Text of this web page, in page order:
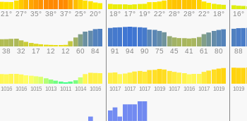
21° 27° 35° 38° 37° 25° 20° 18° 17° 19° 22° 28° 28° 22° 18° 16°
38 32 17 12 12 60 84 91 94 90 75 45 41 61 80 88
1016 1016 1015 1013 1011 1014 1016 1017 1017 1017 1019 1017 1016 1017 1019 1019